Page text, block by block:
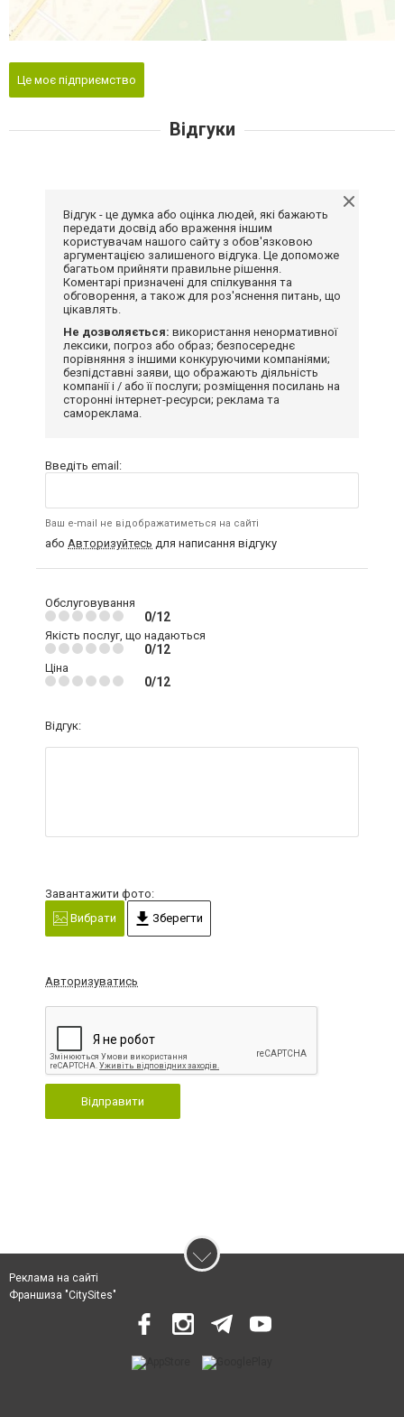
Це моє підприємство
Відгуки
Відгук - це думка або оцінка людей, які бажають
передати досвід або враження іншим
користувачам нашого сайту з обов'язковою
аргументацією залишеного відгука. Це допоможе
багатьом прийняти правильне рішення.
Коментарі призначені для спілкування та
обговорення, а також для роз'яснення питань, що
цікавлять.
Не дозволяється: використання ненормативної
лексики, погроз або образ; безпосереднє
порівняння з іншими конкуруючими компаніями;
безпідставні заяви, що ображають діяльність
компанії і / або її послуги; розміщення посилань на
сторонні інтернет-ресурси; реклама та
самореклама.
Введіть email:
Ваш e-mail не відображатиметься на сайті
або Авторизуйтесь для написання відгуку
Обслуговування
0/12
Якість послуг, що надаються
0/12
Ціна
0/12
Відгук:
Завантажити фото:
Вибрати
Зберегти
Авторизуватись
Відправити
Реклама на сайті
Франшиза "CitySites"